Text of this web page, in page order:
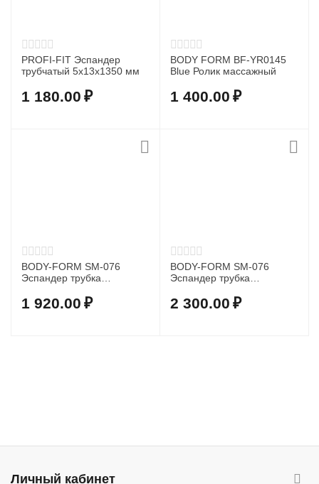
PROFI-FIT Эспандер
трубчатый 5x13x1350 мм
1 180.00 ₽
BODY FORM BF-YR0145
Blue Ролик массажный
1 400.00 ₽
BODY-FORM SM-076
Эспандер трубка
1 920.00 ₽
BODY-FORM SM-076
Эспандер трубка
2 300.00 ₽
Личный кабинет